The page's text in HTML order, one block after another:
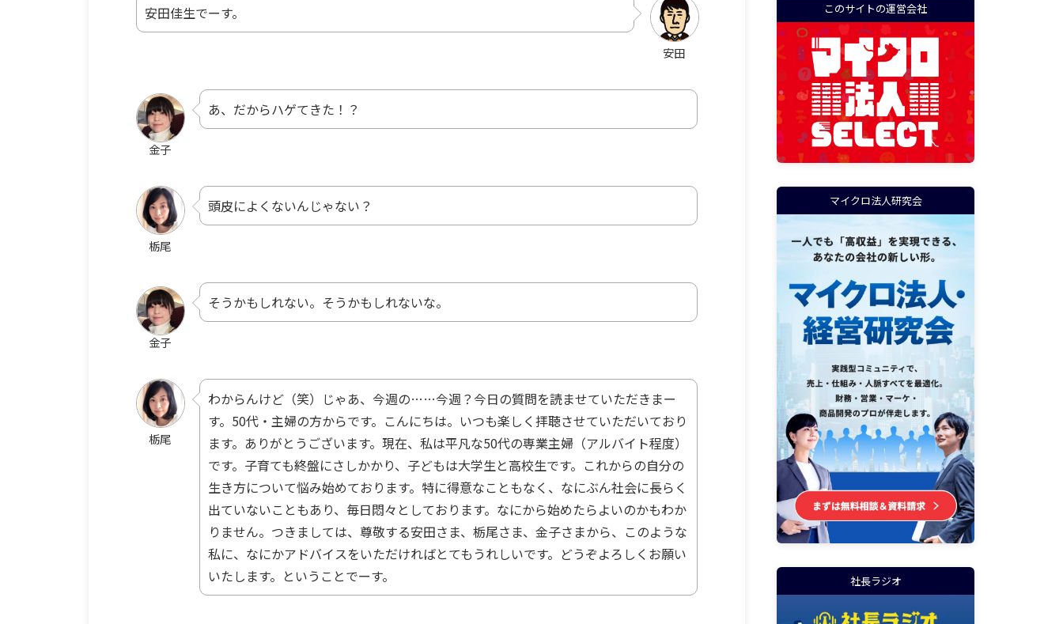
安田
安田佳生でーす。
金子
あ、だからハゲてきた！？
栃尾
頭皮によくないんじゃない？
金子
そうかもしれない。そうかもしれないな。
栃尾
わからんけど（笑）じゃあ、今週の……今週？今日の質問を読ませていただきまー
す。50代・主婦の方からです。こんにちは。いつも楽しく拝聴させていただいており
ます。ありがとうございます。現在、私は平凡な50代の専業主婦（アルバイト程度）
です。子育ても終盤にさしかかり、子どもは大学生と高校生です。これからの自分の
生き方について悩み始めております。特に得意なこともなく、なにぶん社会に長らく
出ていないこともあり、毎日悶々としております。なにから始めたらよいのかもわか
りません。つきましては、尊敬する安田さま、栃尾さま、金子さまから、このような
私に、なにかアドバイスをいただければとてもうれしいです。どうぞよろしくお願い
いたします。ということでーす。
このサイトの運営会社
マイクロ法人研究会
社長ラジオ